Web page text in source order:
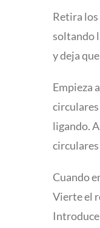
Retira los
soltando
y deja
Empieza
circulares
ligando.
circulares
Cuando
Vierte el